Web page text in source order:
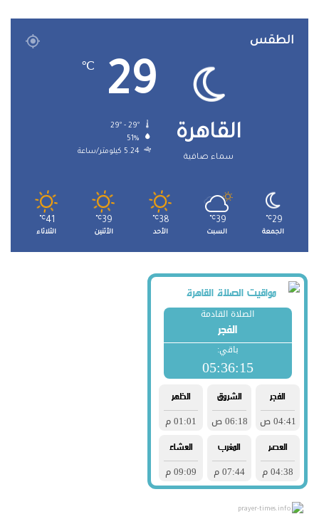
الطقس
القاهرة
سماء صافية
29
℃
51%
5.24 كيلومتر/ساعة
29
℃
الجمعة
39
℃
السبت
38
℃
الأحد
39
℃
الأثنين
41
℃
الثلاثاء
prayer-times.info